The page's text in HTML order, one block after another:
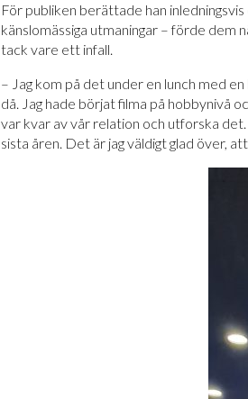
För publiken berättade han
känslomässiga utmaningar – förde
tack vare ett infall.
– Jag kom på det under en lunch med
då. Jag hade börjat filma på hobbynivå
var kvar av vår relation och utforska
sista åren. Det är jag väldigt glad över,